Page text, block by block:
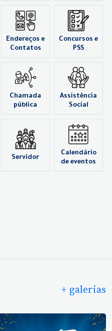
Endereços e
Contatos
Concursos e
PSS
Chamada
pública
Assistência
Social
Servidor
Calendário
de eventos
+ galerias